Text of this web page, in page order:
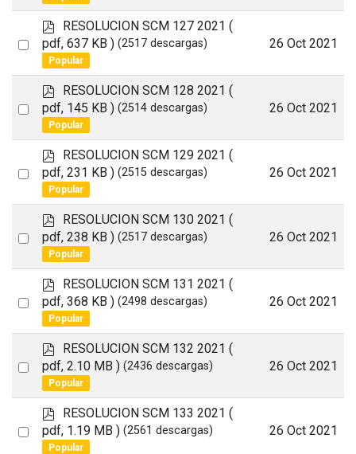
Select
p
d
f
RESOLUCION SCM 127 2021 (
pdf, 637 KB ) (2517 descargas)
Popular
26 Oct 2021
Select
p
d
f
RESOLUCION SCM 128 2021 (
pdf, 145 KB ) (2514 descargas)
Popular
26 Oct 2021
Select
p
d
f
RESOLUCION SCM 129 2021 (
pdf, 231 KB ) (2515 descargas)
Popular
26 Oct 2021
Select
p
d
f
RESOLUCION SCM 130 2021 (
pdf, 238 KB ) (2517 descargas)
Popular
26 Oct 2021
Select
p
d
f
RESOLUCION SCM 131 2021 (
pdf, 368 KB ) (2498 descargas)
Popular
26 Oct 2021
Select
p
d
f
RESOLUCION SCM 132 2021 (
pdf, 2.10 MB ) (2436 descargas)
Popular
26 Oct 2021
Select
p
d
f
RESOLUCION SCM 133 2021 (
pdf, 1.19 MB ) (2561 descargas)
Popular
26 Oct 2021